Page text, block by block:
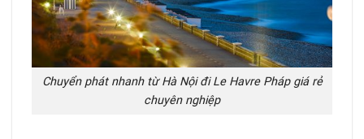
Chuyển phát nhanh từ Hà Nội đi Le Havre Pháp giá rẻ
chuyên nghiệp